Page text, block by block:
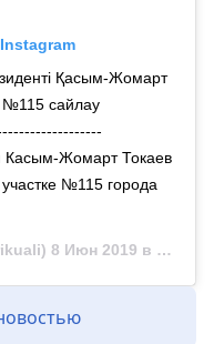
Қасым-Жомарт
№115 сайлау
Касым-Жомарт Токаев
№115 города
8 Июн 2019 в 11:05 PDT